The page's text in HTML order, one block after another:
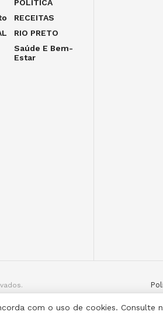
POLÍTICA
RECEITAS
RIO PRETO
Saúde E Bem-
Estar
com o uso de cookies. Consulte